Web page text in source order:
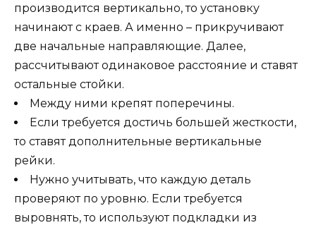
производится вертикально, то установку
начинают с краев. А именно – прикручивают
две начальные направляющие. Далее,
рассчитывают одинаковое расстояние и ставят
остальные стойки.
Между ними крепят поперечины.
Если требуется достичь большей жесткости,
то ставят дополнительные вертикальные
рейки.
Нужно учитывать, что каждую деталь
проверяют по уровню. Если требуется
выровнять, то используют подкладки из